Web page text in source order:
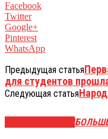
Facebook
Twitter
Google+
Pinterest
WhatsApp
Предыдущая статья
для студентов
Следующая статья